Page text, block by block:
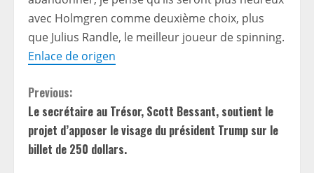
avec Holmgren comme deuxième choix, plus
que Julius Randle, le meilleur joueur de spinning.
Enlace de origen
C
o
n
Previous:
Le secrétaire au Trésor, Scott Bessant, soutient le
projet d’apposer le visage du président Trump sur le
billet de 250 dollars.